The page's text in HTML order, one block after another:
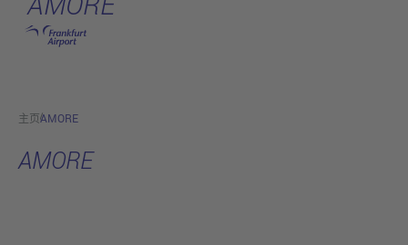
跳转至主页
主页AMORE
AMORE